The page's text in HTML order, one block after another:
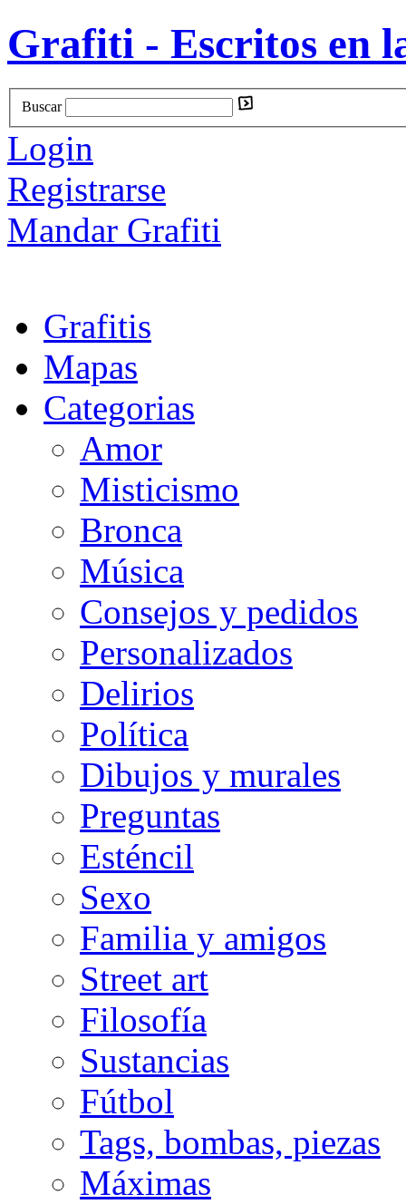
Grafiti - Escritos en
Buscar
Login
Registrarse
Mandar Grafiti
Grafitis
Mapas
Categorias
Amor
Misticismo
Bronca
Música
Consejos y pedidos
Personalizados
Delirios
Política
Dibujos y murales
Preguntas
Esténcil
Sexo
Familia y amigos
Street art
Filosofía
Sustancias
Fútbol
Tags, bombas, piezas
Máximas